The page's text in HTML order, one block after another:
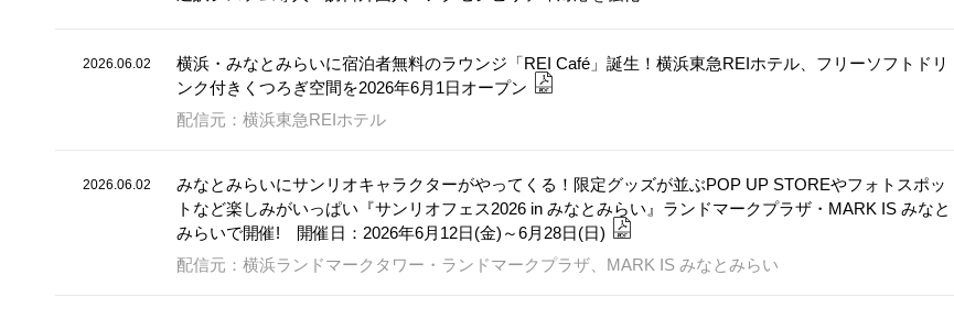
2026.06.02
横浜・みなとみらいに宿泊者無料のラウンジ「REI Café」誕生！横浜東急REIホテル、フリーソフトドリ
ンク付きくつろぎ空間を2026年6月1日オープン
配信元：横浜東急REIホテル
2026.06.02
みなとみらいにサンリオキャラクターがやってくる！限定グッズが並ぶPOP UP STOREやフォトスポッ
トなど楽しみがいっぱい『サンリオフェス2026 in みなとみらい』ランドマークプラザ・MARK IS みなと
みらいで開催! 開催日：2026年6月12日(金)～6月28日(日)
配信元：横浜ランドマークタワー・ランドマークプラザ、MARK IS みなとみらい